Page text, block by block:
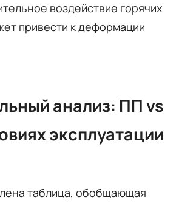
воздействие горячих
привести к деформации
анализ: ПП vs
эксплуатации
таблица, обобщающая